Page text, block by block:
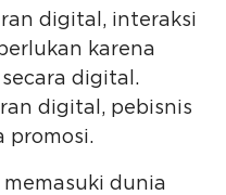
digital, interaksi
karena
digital.
digital, pebisnis
promosi.
dunia